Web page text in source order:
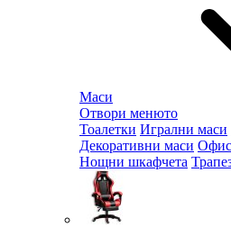
Маси
Отвори менюто
Тоалетки Игрални маси
Декоративни маси
Нощни шкафчета